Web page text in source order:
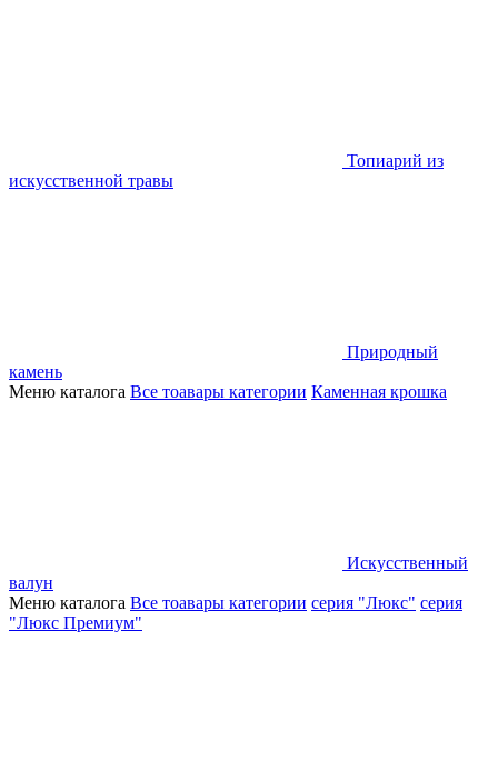
Топиарий из
искусственной травы
Природный
камень
Меню каталога Все тоавары категории Каменная крошка
Искусственный
валун
Меню каталога Все тоавары категории серия "Люкс" серия
"Люкс Премиум"